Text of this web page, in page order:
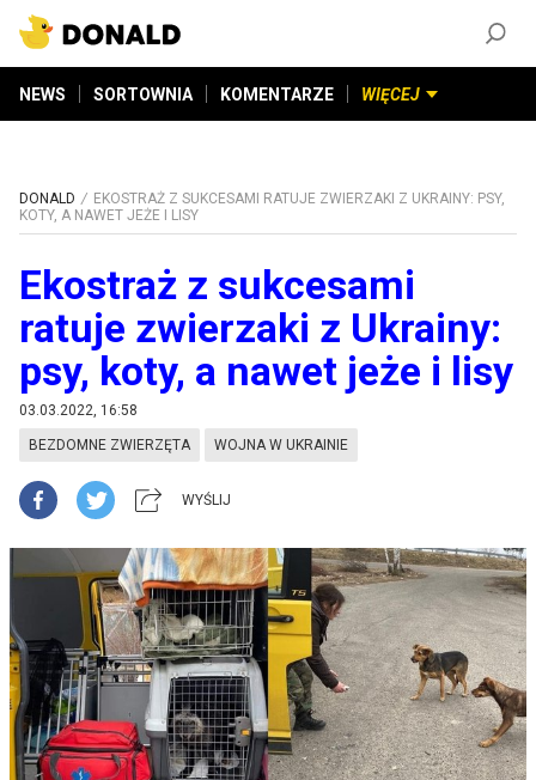
NEWS SORTOWNIA KOMENTARZE WIĘCEJ
DONALD
EKOSTRAŻ Z SUKCESAMI RATUJE ZWIERZAKI Z UKRAINY: PSY,
KOTY, A NAWET JEŻE I LISY
Ekostraż z sukcesami
ratuje zwierzaki z Ukrainy:
psy, koty, a nawet jeże i lisy
03.03.2022, 16:58
BEZDOMNE ZWIERZĘTA WOJNA W UKRAINIE
WYŚLIJ